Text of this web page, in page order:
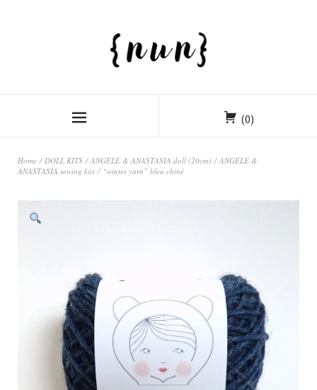
(0)
Home / DOLL KITS / ANGELE & ANASTASIA doll (20cm) / ANGELE &
ANASTASIA sewing kits / “winter yarn” bleu chiné